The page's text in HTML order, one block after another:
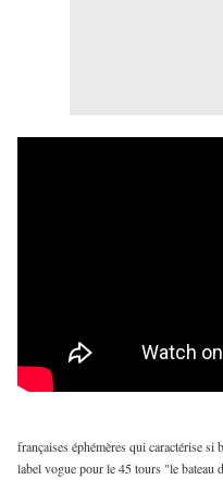
françaises éphémères qui caractérise
label vogue pour le 45 tours "le bateau